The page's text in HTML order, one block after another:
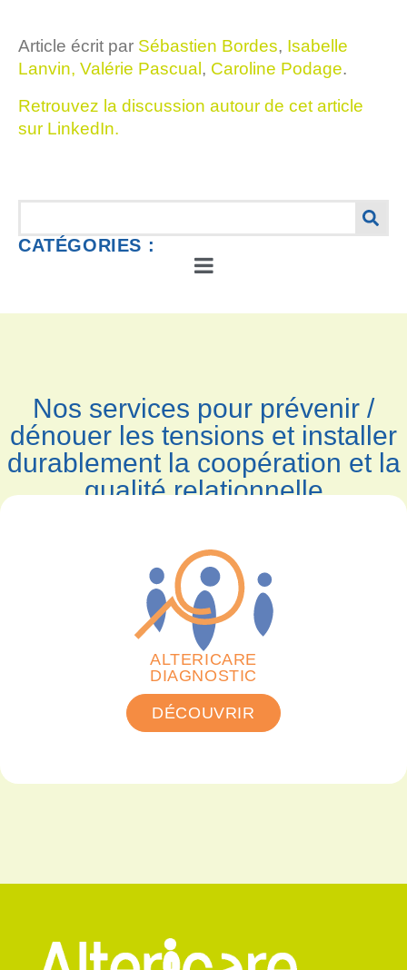
Article écrit par Sébastien Bordes, Isabelle
Lanvin, Valérie Pascual , Caroline Podage.
Retrouvez la discussion autour de cet article
sur LinkedIn.
CATÉGORIES :
Nos services pour prévenir /
dénouer les tensions et installer
durablement la coopération et la
qualité relationnelle
ALTERICARE
DIAGNOSTIC
DÉCOUVRIR